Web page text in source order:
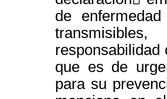
de
que es de
para su